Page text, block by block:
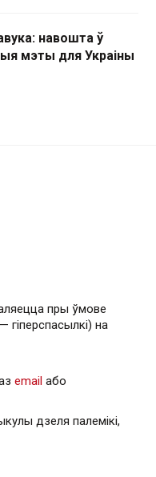
навошта ў
мэты для Украіны
пры ўмове
гiперспасылкi) на
email або
дзеля палемікі,